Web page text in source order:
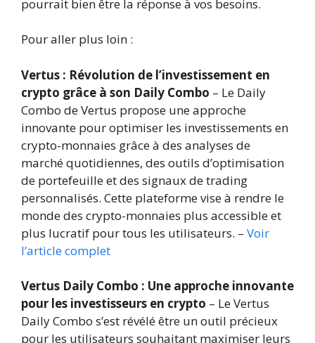
pourrait bien être la réponse à vos besoins.
Pour aller plus loin :
Vertus : Révolution de l’investissement en
crypto grâce à son Daily Combo – Le Daily
Combo de Vertus propose une approche
innovante pour optimiser les investissements en
crypto-monnaies grâce à des analyses de
marché quotidiennes, des outils d’optimisation
de portefeuille et des signaux de trading
personnalisés. Cette plateforme vise à rendre le
monde des crypto-monnaies plus accessible et
plus lucratif pour tous les utilisateurs. – Voir
l’article complet
Vertus Daily Combo : Une approche innovante
pour les investisseurs en crypto – Le Vertus
Daily Combo s’est révélé être un outil précieux
pour les utilisateurs souhaitant maximiser leurs